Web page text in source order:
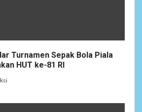
Turnamen Sepak Bola Piala
HUT ke-81 RI